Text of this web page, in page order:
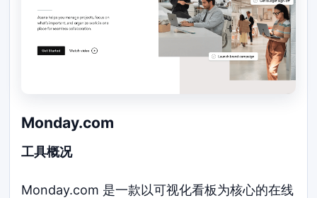
Monday.com
工具概况
Monday.com 是一款以可视化看板为核心的在线